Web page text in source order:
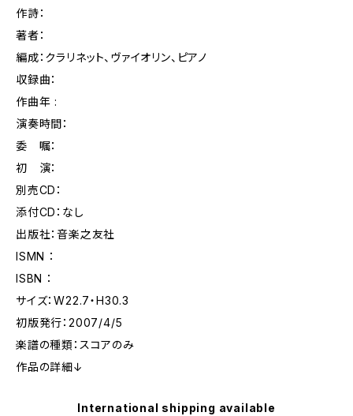
作詩：
著者：
編成：クラリネット、ヴァイオリン、ピアノ
収録曲：
作曲年 :
演奏時間：
委 嘱：
初 演：
別売CD：
添付CD：なし
出版社：音楽之友社
ISMN ：
ISBN ：
サイズ：W22.7・H30.3
初版発行：2007/4/5
楽譜の種類：スコアのみ
作品の詳細↓
International shipping available